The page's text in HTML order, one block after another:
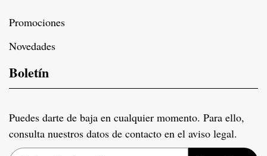
Promociones
Novedades
Boletín
Puedes darte de baja en cualquier momento. Para ello,
consulta nuestros datos de contacto en el aviso legal.